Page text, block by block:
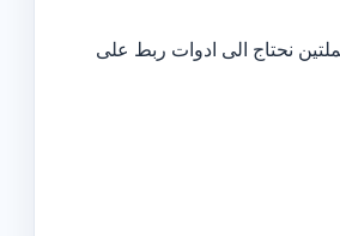
نحتاج الى ادوات ربط على